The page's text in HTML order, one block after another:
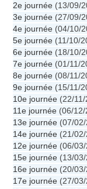
2e journée (13/09/
3e journée (27/09/
4e journée (04/10/
5e journée (11/10/
6e journée (18/10/
7e journée (01/11/
8e journée (08/11/
9e journée (15/11/
10e journée (22/
11e journée (06/
13e journée (07/
14e journée (21/
12e journée (06/
15e journée (13/
16e journée (20/
17e journée (27/